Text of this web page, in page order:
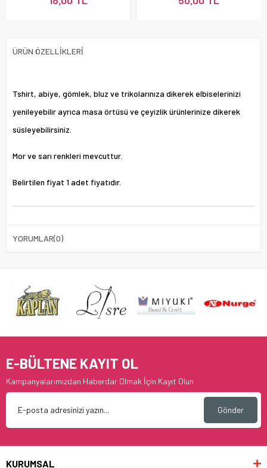
ÜRÜN ÖZELLIKLERI
Tshirt, abiye, gömlek, bluz ve trikolarınıza dikerek elbiselerinizi
yenileyebilir ayrıca masa örtüsü ve çeyizlik ürünlerinize dikerek
süsleyebilirsiniz.
Mor ve sarı renkleri mevcuttur.
Belirtilen fiyat 1 adet fiyatıdır.
YORUMLAR(0)
E-BÜLTENE KAYIT OL
Kampanyalarımızdan Haberdar Olmak İçin Kayıt Olun
Gönder
KURUMSAL